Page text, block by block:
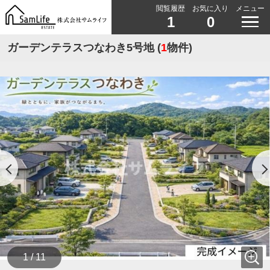
閲覧履歴
1
お気に入り
0
メニュー
ガーデンテラスつなわき5号地 (1物件)
1 / 11